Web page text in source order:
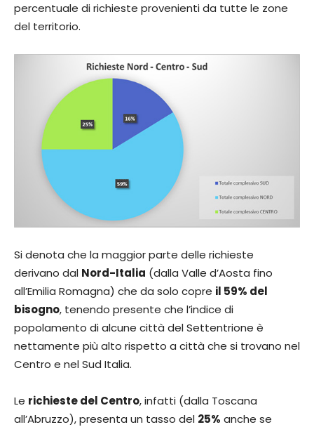
percentuale di richieste provenienti da tutte le zone
del territorio.
Si denota che la maggior parte delle richieste
derivano dal Nord-Italia (dalla Valle d’Aosta fino
all’Emilia Romagna) che da solo copre il 59% del
bisogno, tenendo presente che l’indice di
popolamento di alcune città del Settentrione è
nettamente più alto rispetto a città che si trovano nel
Centro e nel Sud Italia.
Le richieste del Centro, infatti (dalla Toscana
all’Abruzzo), presenta un tasso del 25% anche se